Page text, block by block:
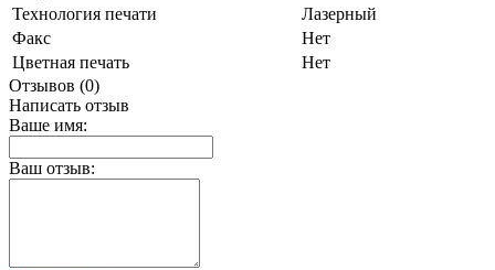
Технология печати
Лазерный
Факс
Нет
Цветная печать
Нет
Отзывов (0)
Написать отзыв
Ваше имя:
Ваш отзыв: